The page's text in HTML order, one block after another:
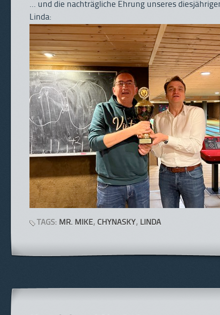
… und die nachträgliche Ehrung unseres
Linda:
TAGS: MR. MIKE, CHYNASKY, LINDA